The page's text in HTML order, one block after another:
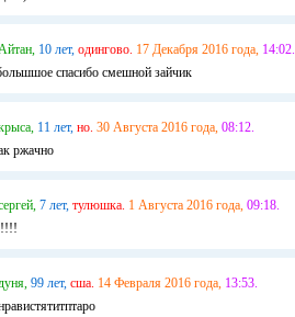
10 лет, одингово. 17 Декабря 2016 года, 14:02.
спасибо смешной зайчик
11 лет, но. 30 Августа 2016 года, 08:12.
ржачно
7 лет, тулюшка. 1 Августа 2016 года, 09:18.
99 лет, сша. 14 Февраля 2016 года, 13:53.